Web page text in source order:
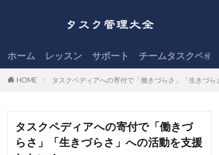
ホーム レッスン サポート チームタスクペデ
HOME タスクペディアへの寄付で「働きづらさ」「生きづ
タスクペディアへの寄付で「働きづ
らさ」「生きづらさ」への活動を支援